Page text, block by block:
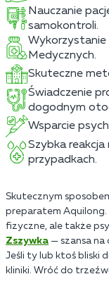
Nauczanie
samokontroli.
Wykorzystanie
Medycznych.
Skuteczne
Świadczenie
dogodnym
Wsparcie
Szybka
przypadkach.
Skutecznym
preparatem
fizyczne, ale także
Zszywka — szansa na
Jeśli ty lub ktoś bliski
kliniki. Wróć do